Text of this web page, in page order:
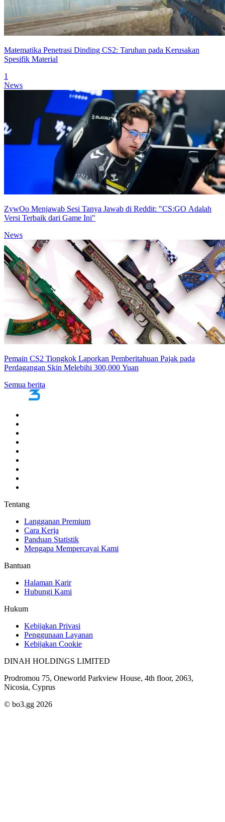
Matematika Penetrasi Dinding CS2: Taruhan pada Kerusakan
Spesifik Material
1
News
ZywOo Menjawab Sesi Tanya Jawab di Reddit: "CS:GO Adalah
Versi Terbaik dari Game Ini"
News
Pemain CS2 Tiongkok Laporkan Pemberitahuan Pajak pada
Perdagangan Skin Melebihi 300,000 Yuan
Semua berita
Tentang
Langganan Premium
Cara Kerja
Panduan Statistik
Mengapa Mempercayai Kami
Bantuan
Halaman Karir
Hubungi Kami
Hukum
Kebijakan Privasi
Penggunaan Layanan
Kebijakan Cookie
DINAH HOLDINGS LIMITED
Prodromou 75, Oneworld Parkview House, 4th floor, 2063,
Nicosia, Cyprus
© bo3.gg 2026